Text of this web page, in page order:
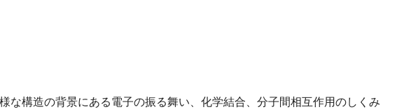
構造の背景にある電子の振る舞い、化学結合、分子間相互作用のしくみ